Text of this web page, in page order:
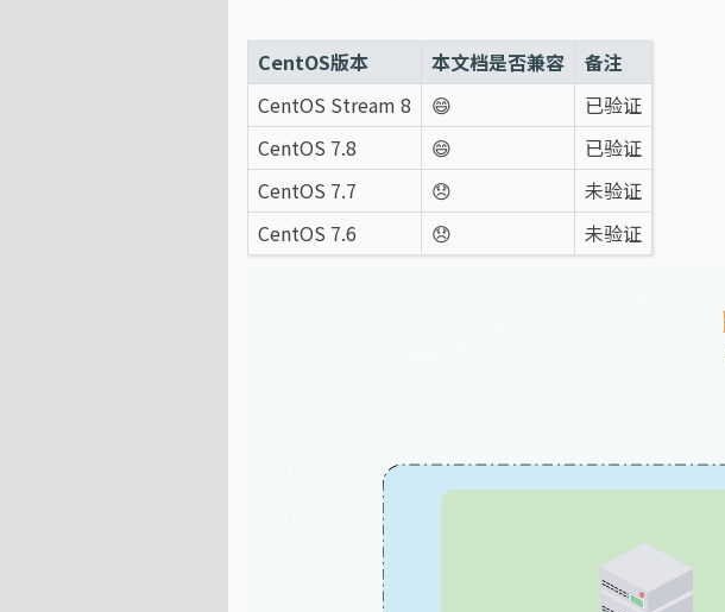
CentOS版本 本文档是否兼容
备注
CentOS Stream 8
😄
已验证
CentOS 7.8
😄
已验证
CentOS 7.7
😞
未验证
CentOS 7.6
😞 未验证